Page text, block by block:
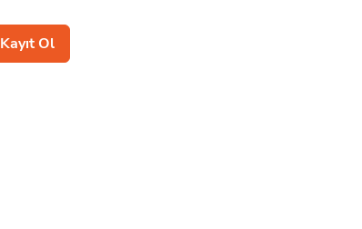
Kayıt Ol